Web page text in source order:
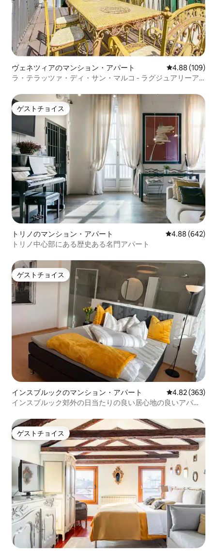
ヴェネツィアのマンション・アパート レビュー109
4.88 (109)
ラ・テラッツァ・ディ・サン・マルコ - ラグジュアリーア
ゲストチョイス
ゲストチョイス
トリノのマンション・アパート レビュー642
4.88 (642)
トリノ中心部にある歴史ある名門アパート
ゲストチョイス
ゲストチョイス
インスブルックのマンション・アパート レビュー363
4.82 (363)
インスブルック郊外の日当たりの良い居心地の良いアパー
ゲストチョイス
ゲストチョイス